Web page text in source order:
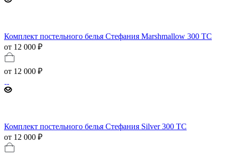
Комплект постельного белья Стефания Marshmallow 300 TC
от 12 000 ₽
от 12 000 ₽
Комплект постельного белья Стефания Silver 300 ТС
от 12 000 ₽